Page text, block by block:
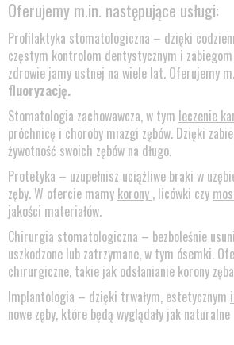
Oferujemy m.in. następujące usługi:
Profilaktyka stomatologiczna – dzięki
częstym kontrolom dentystycznym i
zdrowie jamy ustnej na wiele lat. Oferujemy
fluoryzację.
Stomatologia zachowawcza, w tym leczenie
próchnicę i choroby miazgi zębów. Dzięki
żywotność swoich zębów na długo.
Protetyka – uzupełnisz uciążliwe braki w
zęby. W ofercie mamy korony , licówki czy
jakości materiałów.
Chirurgia stomatologiczna – bezboleśnie
uszkodzone lub zatrzymane, w tym ósemki.
chirurgiczne, takie jak odsłanianie korony
Implantologia – dzięki trwałym, estetycznym
nowe zęby, które będą wyglądały jak naturalne